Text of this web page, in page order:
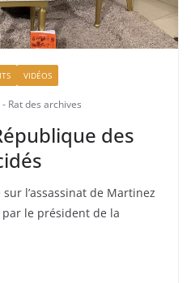
VIDÉOS
- Rat des archives
des
l’assassinat de Martinez
par le président de la